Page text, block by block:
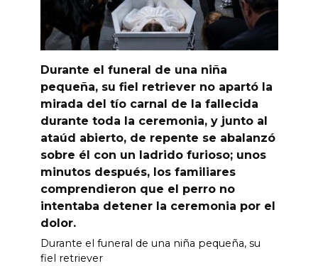
Durante el funeral de una niña
pequeña, su fiel retriever no apartó la
mirada del tío carnal de la fallecida
durante toda la ceremonia, y junto al
ataúd abierto, de repente se abalanzó
sobre él con un ladrido furioso; unos
minutos después, los familiares
comprendieron que el perro no
intentaba detener la ceremonia por el
dolor.
Durante el funeral de una niña pequeña, su
fiel retriever